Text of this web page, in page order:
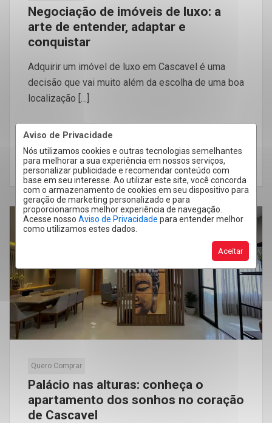
Aviso de Privacidade
Nós utilizamos cookies e outras tecnologias semelhantes
para melhorar a sua experiência em nossos serviços,
personalizar publicidade e recomendar conteúdo com
base em seu interesse. Ao utilizar este site, você concorda
com o armazenamento de cookies em seu dispositivo para
geração de marketing personalizado e para
proporcionarmos melhor experiência de navegação.
Acesse nosso Aviso de Privacidade para entender melhor
como utilizamos estes dados.
Aceitar
Negociação de imóveis de luxo: a
arte de entender, adaptar e
conquistar
Adquirir um imóvel de luxo em Cascavel é uma
decisão que vai muito além da escolha de uma boa
localização […]
LEIA MAIS
28
Quero Comprar
Palácio nas alturas: conheça o
apartamento dos sonhos no coração
de Cascavel